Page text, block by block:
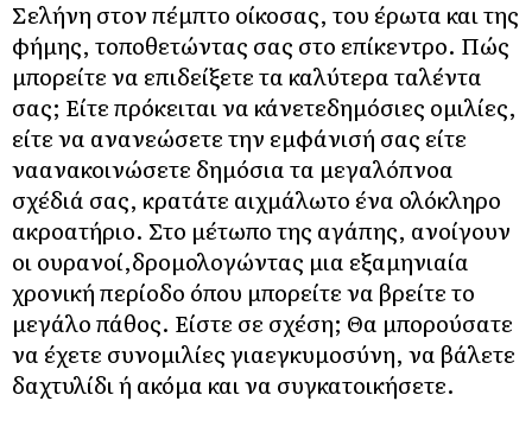
Σελήνη στον πέμπτο οίκοσας, του έρωτα και της
φήμης, τοποθετώντας σας στο επίκεντρο. Πώς
μπορείτε να επιδείξετε τα καλύτερα ταλέντα
σας; Είτε πρόκειται να κάνετεδημόσιες ομιλίες,
είτε να ανανεώσετε την εμφάνισή σας είτε
ναανακοινώσετε δημόσια τα μεγαλόπνοα
σχέδιά σας, κρατάτε αιχμάλωτο ένα ολόκληρο
ακροατήριο. Στο μέτωπο της αγάπης, ανοίγουν
οι ουρανοί,δρομολογώντας μια εξαμηνιαία
χρονική περίοδο όπου μπορείτε να βρείτε το
μεγάλο πάθος. Είστε σε σχέση; Θα μπορούσατε
να έχετε συνομιλίες γιαεγκυμοσύνη, να βάλετε
δαχτυλίδι ή ακόμα και να συγκατοικήσετε.